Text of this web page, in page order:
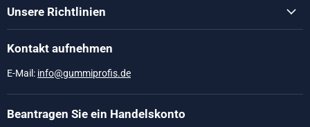
Unsere Richtlinien
Kontakt aufnehmen
E-Mail: info@gummiprofis.de
Beantragen Sie ein Handelskonto